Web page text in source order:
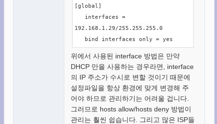
[global]
192.168.1.29/255.255.255.0
   bind interfaces only = yes
위에서 사용된 interface 방법은 만약
DHCP 만을 사용하는 경우라면, interface
의 IP 주소가 수시로 변할 것이기 때문에
설정파일을 항상 환경에 맞게 변경해 주
어야 하므로 관리하기는 어려울 겁니다.
그러므로 hosts allow/hosts deny 방법이
관리는 훨씬 쉽습니다. 그리고 많은 ISP들